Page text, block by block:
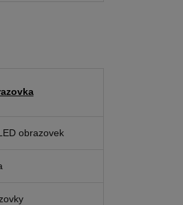
obrazovek